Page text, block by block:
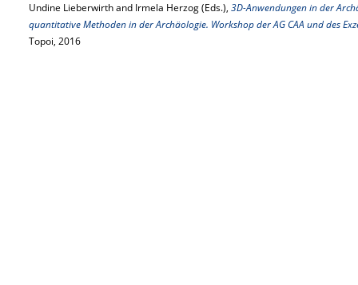
Undine Lieberwirth and Irmela Herzog (Eds.), 3D-Anwendungen in der
quantitative Methoden in der Archäologie. Workshop der AG CAA und des
Topoi, 2016